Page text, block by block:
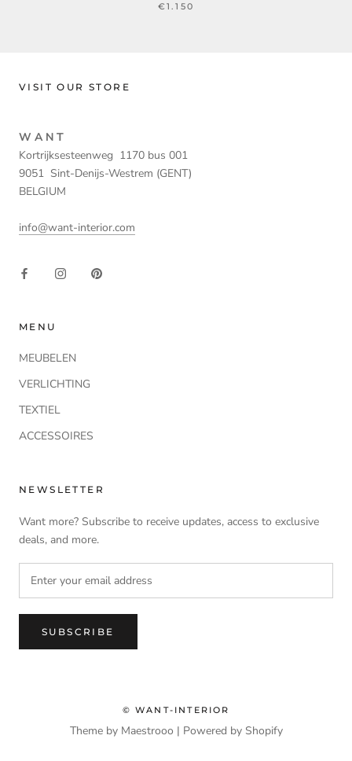
€1.150
VISIT OUR STORE
W A N T
Kortrijksesteenweg 1170 bus 001
9051 Sint-Denijs-Westrem (GENT)
BELGIUM
info@want-interior.com
MENU
MEUBELEN
VERLICHTING
TEXTIEL
ACCESSOIRES
NEWSLETTER
Want more? Subscribe to receive updates, access to exclusive
deals, and more.
SUBSCRIBE
© WANT-INTERIOR
Theme by Maestrooo | Powered by Shopify